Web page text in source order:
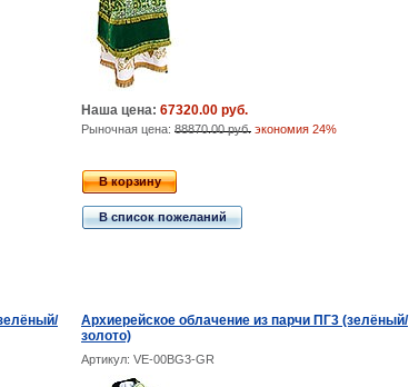
Наша цена: 67320.00 руб.
Рыночная цена: 88870.00 руб. экономия 24%
В корзину
В список пожеланий
Архиерейское облачение из парчи ПГ3 (зелёный/
золото)
Артикул: VE-00BG3-GR